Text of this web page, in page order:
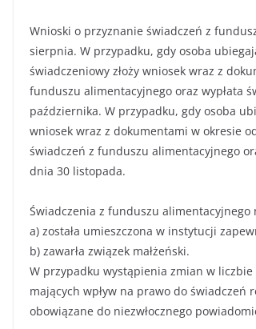
Wnioski o przyznanie świadczeń z
sierpnia. W przypadku, gdy osoba
świadczeniowy złoży wniosek wraz z
funduszu alimentacyjnego oraz wypłata
października. W przypadku, gdy osoba
wniosek wraz z dokumentami w okresie
świadczeń z funduszu alimentacyjnego
dnia 30 listopada.
Świadczenia z funduszu
a) została umieszczona w instytucji
b) zawarła związek małżeński.
W przypadku wystąpienia zmian w
mających wpływ na prawo do
obowiązane do niezwłocznego